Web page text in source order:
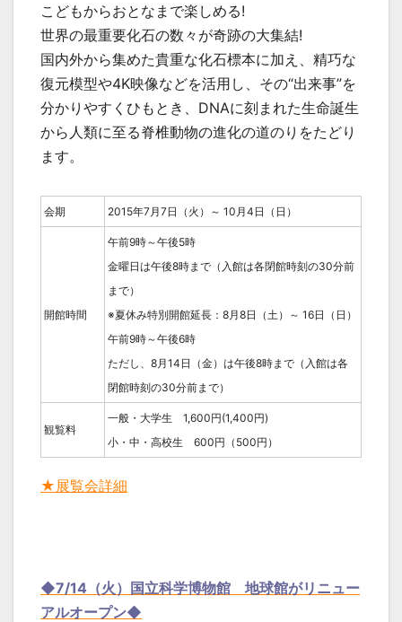
こどもからおとなまで楽しめる!
世界の最重要化石の数々が奇跡の大集結!
国内外から集めた貴重な化石標本に加え、精巧な
復元模型や4K映像などを活用し、その“出来事”を
分かりやすくひもとき、DNAに刻まれた生命誕生
から人類に至る脊椎動物の進化の道のりをたどり
ます。
会期 2015年7月7日（火）～ 10月4日（日）
開館時間
午前9時～午後5時
金曜日は午後8時まで（入館は各閉館時刻の30分前
まで）
※夏休み特別開館延長：8月8日（土）～ 16日（日）
午前9時～午後6時
ただし、8月14日（金）は午後8時まで（入館は各
閉館時刻の30分前まで）
観覧料
一般・大学生 1,600円(1,400円)
小・中・高校生 600円（500円）
★展覧会詳細
◆7/14（火）国立科学博物館 地球館がリニュー
アルオープン◆